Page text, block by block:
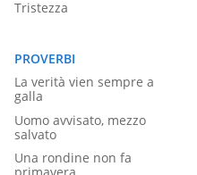
Tristezza
PROVERBI
La verità vien sempre a
galla
Uomo avvisato, mezzo
salvato
Una rondine non fa